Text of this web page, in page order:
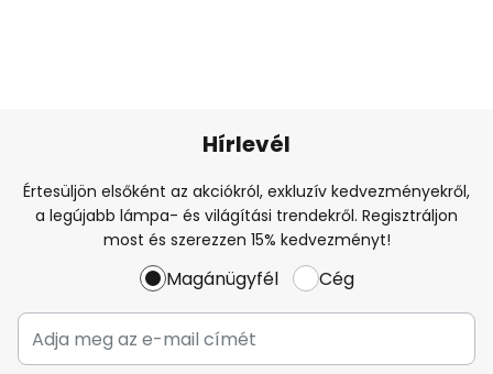
Hírlevél
Értesüljön elsőként az akciókról, exkluzív kedvezményekről,
a legújabb lámpa- és világítási trendekről. Regisztráljon
most és szerezzen 15% kedvezményt!
Magánügyfél Cég